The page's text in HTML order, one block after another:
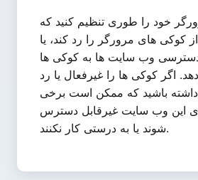
خود را طوری تنظیم کنید که
کوکی های مرورگر را رد کند، یا
دسترسی وب سایت ها به کوکی ها
اگر کوکی ها را غیرفعال یا رد
داشته باشید که ممکن است برخی
این وب سایت غیرقابل دسترس
شوند یا به درستی کار نکنند.